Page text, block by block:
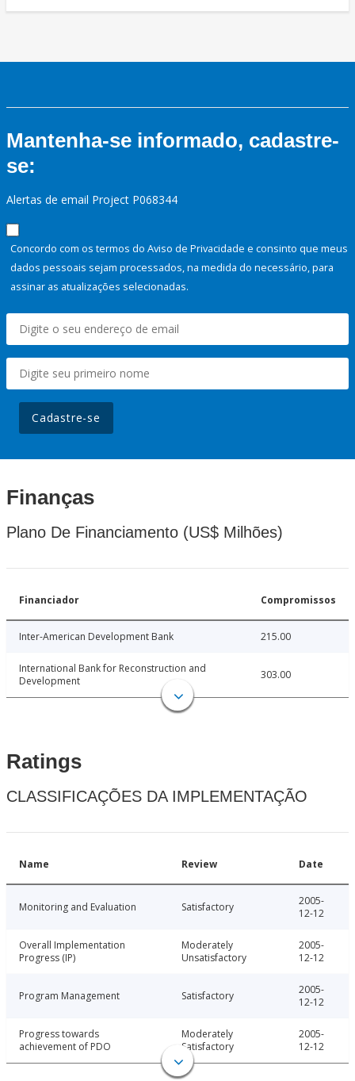
Mantenha-se informado, cadastre-
se:
Alertas de email Project P068344
Concordo com os termos do Aviso de Privacidade e consinto que meus
dados pessoais sejam processados, na medida do necessário, para
assinar as atualizações selecionadas.
Cadastre-se
Finanças
Plano De Financiamento (US$ Milhões)
Financiador Compromissos
Inter-American Development Bank 215.00
International Bank for Reconstruction and
Development
303.00
Ratings
CLASSIFICAÇÕES DA IMPLEMENTAÇÃO
Name Review Date
Monitoring and Evaluation Satisfactory
2005-
12-12
Overall Implementation
Progress (IP)
Moderately
Unsatisfactory
2005-
12-12
Program Management Satisfactory
2005-
12-12
Progress towards
achievement of PDO
Moderately
Satisfactory
2005-
12-12